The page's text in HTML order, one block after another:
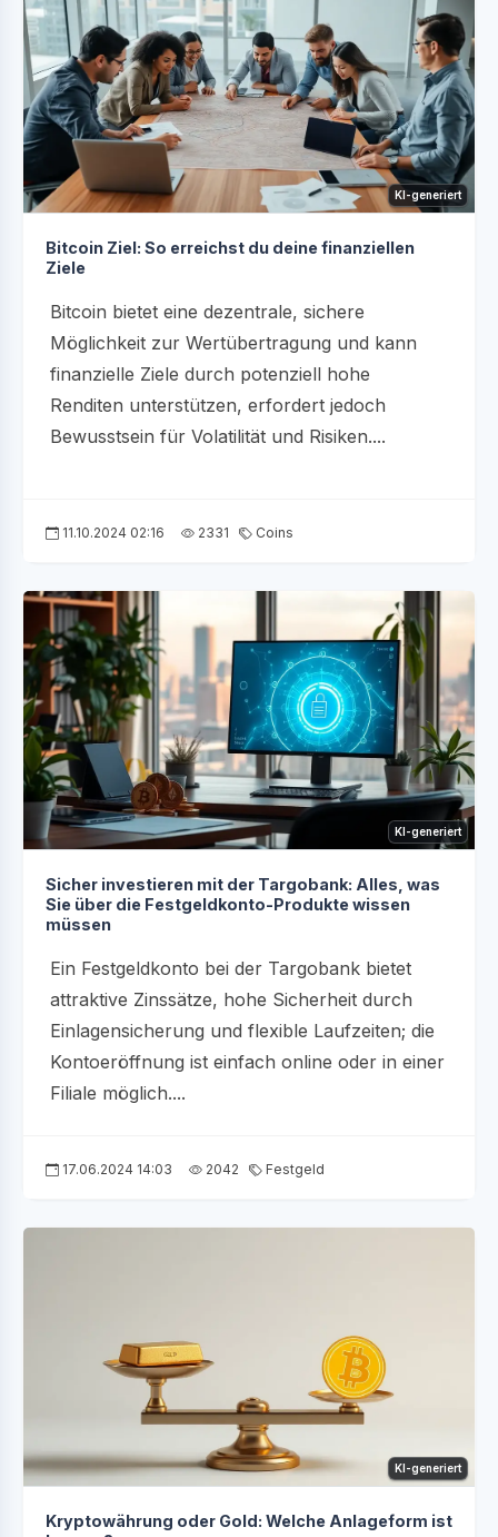
KI-generiert
Bitcoin Ziel: So erreichst du deine finanziellen
Ziele
Bitcoin bietet eine dezentrale, sichere
Möglichkeit zur Wertübertragung und kann
finanzielle Ziele durch potenziell hohe
Renditen unterstützen, erfordert jedoch
Bewusstsein für Volatilität und Risiken....
11.10.2024 02:16 2331 Coins
KI-generiert
Sicher investieren mit der Targobank: Alles, was
Sie über die Festgeldkonto-Produkte wissen
müssen
Ein Festgeldkonto bei der Targobank bietet
attraktive Zinssätze, hohe Sicherheit durch
Einlagensicherung und flexible Laufzeiten; die
Kontoeröffnung ist einfach online oder in einer
Filiale möglich....
17.06.2024 14:03 2042 Festgeld
KI-generiert
Kryptowährung oder Gold: Welche Anlageform ist